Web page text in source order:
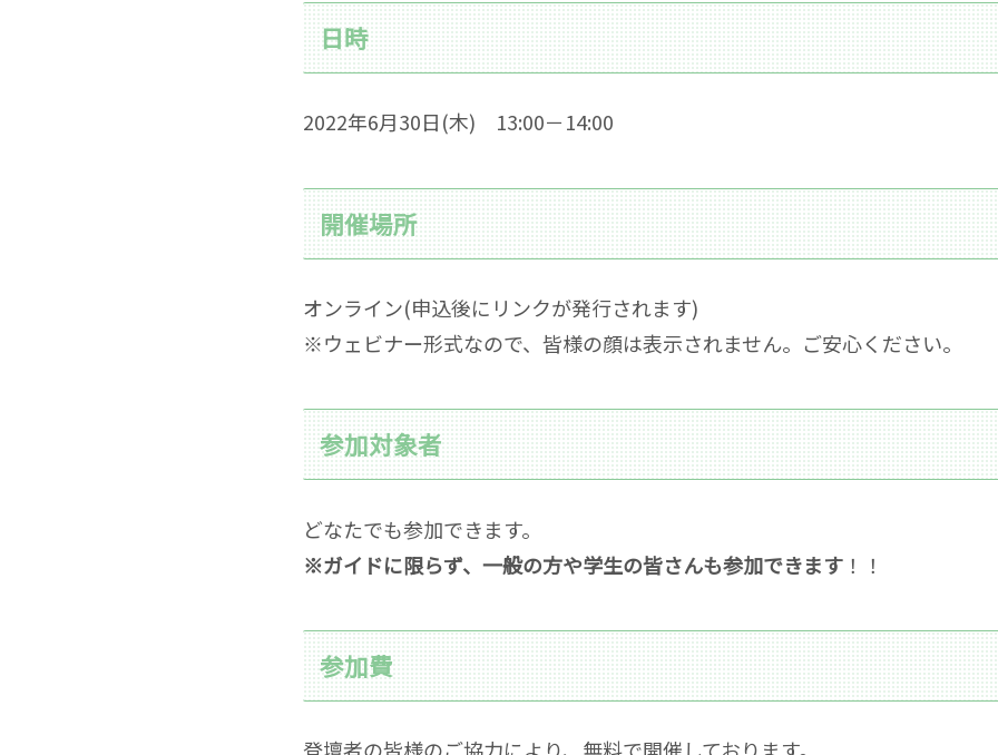
日時
2022年6月30日(木) 13:00－14:00
開催場所
オンライン(申込後にリンクが発行されます)
※ウェビナー形式なので、皆様の顔は表示されません。ご安心ください。
参加対象者
どなたでも参加できます。
※ガイドに限らず、一般の方や学生の皆さんも参加できます ！！
参加費